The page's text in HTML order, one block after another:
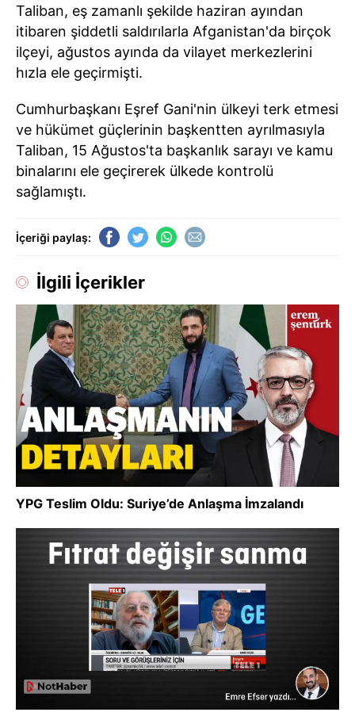
Taliban, eş zamanlı şekilde haziran ayından
itibaren şiddetli saldırılarla Afganistan'da birçok
ilçeyi, ağustos ayında da vilayet merkezlerini
hızla ele geçirmişti.
Cumhurbaşkanı Eşref Gani'nin ülkeyi terk etmesi
ve hükümet güçlerinin başkentten ayrılmasıyla
Taliban, 15 Ağustos'ta başkanlık sarayı ve kamu
binalarını ele geçirerek ülkede kontrolü
sağlamıştı.
İçeriği paylaş:
İlgili İçerikler
YPG Teslim Oldu: Suriye’de Anlaşma İmzalandı